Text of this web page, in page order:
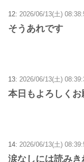
12: 2026/06/13(土)
そうあれです
13: 2026/06/13(土)
本日もよろしく
14: 2026/06/13(土)
涙なしには読みき